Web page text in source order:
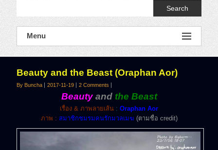
Search
Menu
Beauty and the Beast (Oraphan Aor)
By Buncha 2017-11-19 2 Comments
Beauty and the Beast
เรื่อง & ภาพลายเส้น : Oraphan Aor
ภาพ : สมาชิกชมรมคนรักมวลเมฆ (ตามชื่อ credit)